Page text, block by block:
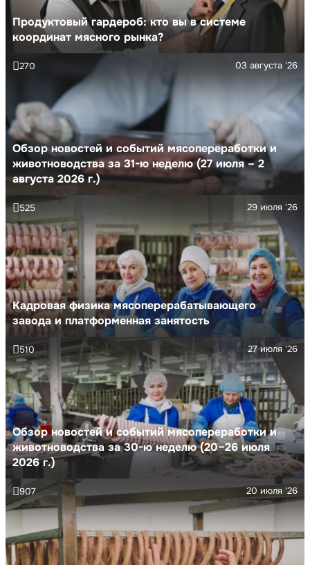
Продуктовый гардероб: кто вы в системе
координат мясного рынка?
Обзор новостей и событий мясопереработки и
животноводства за 31-ю неделю (27 июля – 2
августа 2026 г.)
03 августа '26
270
Кадровая физика мясоперерабатывающего
завода и платформенная занятость
29 июля '26
525
Обзор новостей и событий мясопереработки и
животноводства за 30-ю неделю (20–26 июля
2026 г.)
27 июля '26
510
20 июля '26
907